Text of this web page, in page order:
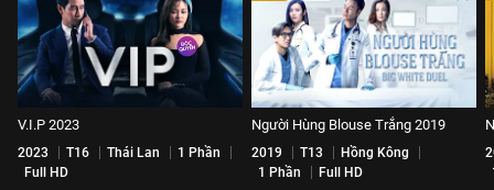
V.I.P 2023
2023 T16 Thái Lan
1 Phần
Full HD
Người Hùng Blouse Trắng 2019
2019 T13
Hồng Kông
1 Phần
Full HD